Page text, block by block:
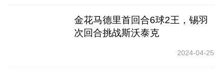
金花马德里首回合6球2王，锡羽
次回合挑战斯沃泰克
2024-04-25